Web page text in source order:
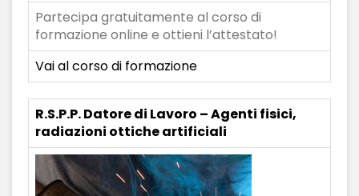
Partecipa gratuitamente al corso di
formazione online e ottieni l’attestato!
Vai al corso di formazione
R.S.P.P. Datore di Lavoro – Agenti fisici,
radiazioni ottiche artificiali